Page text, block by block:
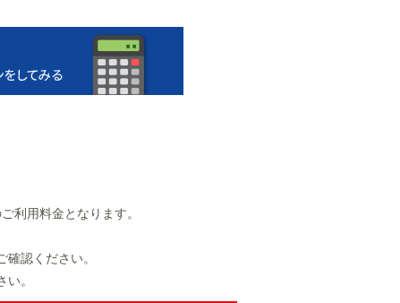
利用料金となります。
確認ください。
い。